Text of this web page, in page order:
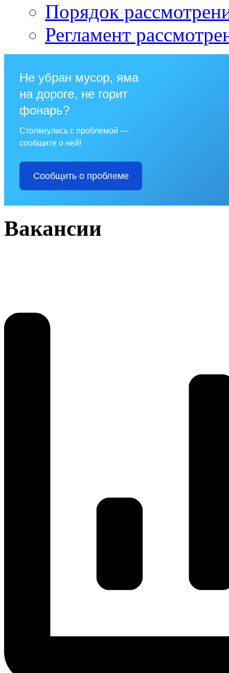
Порядок
Регламент
Не убран мусор, яма
на дороге, не горит
фонарь?
Столкнулись с проблемой —
сообщите о ней!
Сообщить о проблеме
Вакансии